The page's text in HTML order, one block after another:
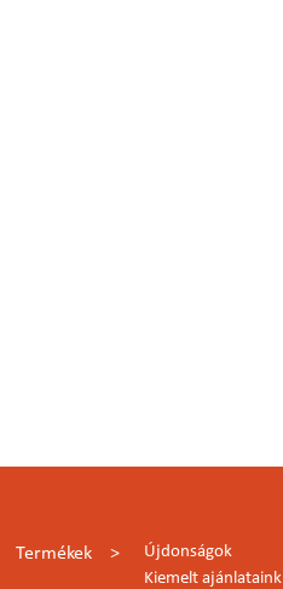
Termékek
Újdonságok
Kiemelt ajánlataink